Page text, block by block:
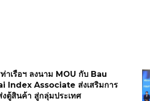
าเรือฯ ลงนาม MOU กับ Bau
Index Associate ส่งเสริมการ
ตู้สินค้า สู่กลุ่มประเทศ